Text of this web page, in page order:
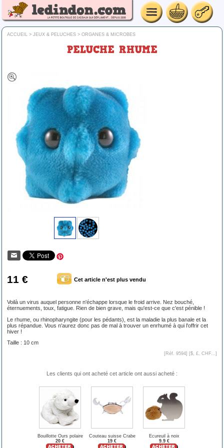
ACCUEIL > JEUX & PELUCHES > ORGANES & MICROBES
PELUCHE RHUME
11 € Cet article n'est plus vendu
Voilà un virus auquel personne n'échappe lorsque le froid arrive. Nez bouché,
éternuements, toux, fatigue. Rien de bien grave, mais qu'est-ce que c'est pénible !
Le rhume, ou rhinopharyngite (pour les pédants), est la maladie la plus banale et la
plus répandue. Vous n'aurez donc pas de mal à trouver un enrhumé à qui l'offrir cet
hiver !
Taille : 10 cm
[Réf. 9594] [$, £, CHF... ]
Les clients qui ont acheté cet article ont aussi acheté :
Bouillotte Ours polaire
20 €
Couteau suisse Crabe
19 €
Ecureuil à noix
9.9 €